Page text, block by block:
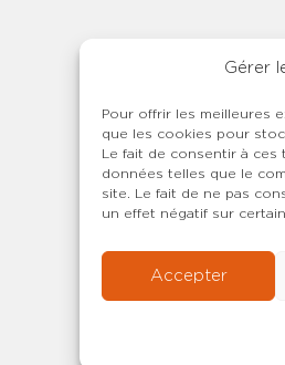
Gérer
Pour offrir les meilleures
que les cookies pour
Le fait de consentir à
données telles que le
site. Le fait de ne pas
un effet négatif sur
Accepter